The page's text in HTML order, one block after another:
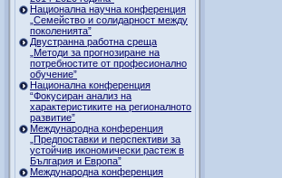
Национална научна конференция
„Семейство и солидарност между
поколенията”
Двустранна работна среща
„Методи за прогнозиране на
потребностите от професионално
обучение”
Национална конференция
“Фокусиран анализ на
характеристиките на регионалното
развитие”
Международна конференция
„Предпоставки и перспективи за
устойчив икономически растеж в
България и Европа”
Международна конференция